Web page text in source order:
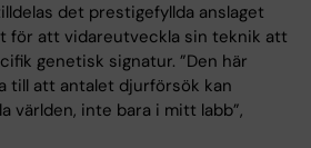
det prestigefyllda anslaget
för att vidareutveckla sin teknik att
genetisk signatur. ”Den här
till att antalet djurförsök kan
världen, inte bara i mitt labb”,